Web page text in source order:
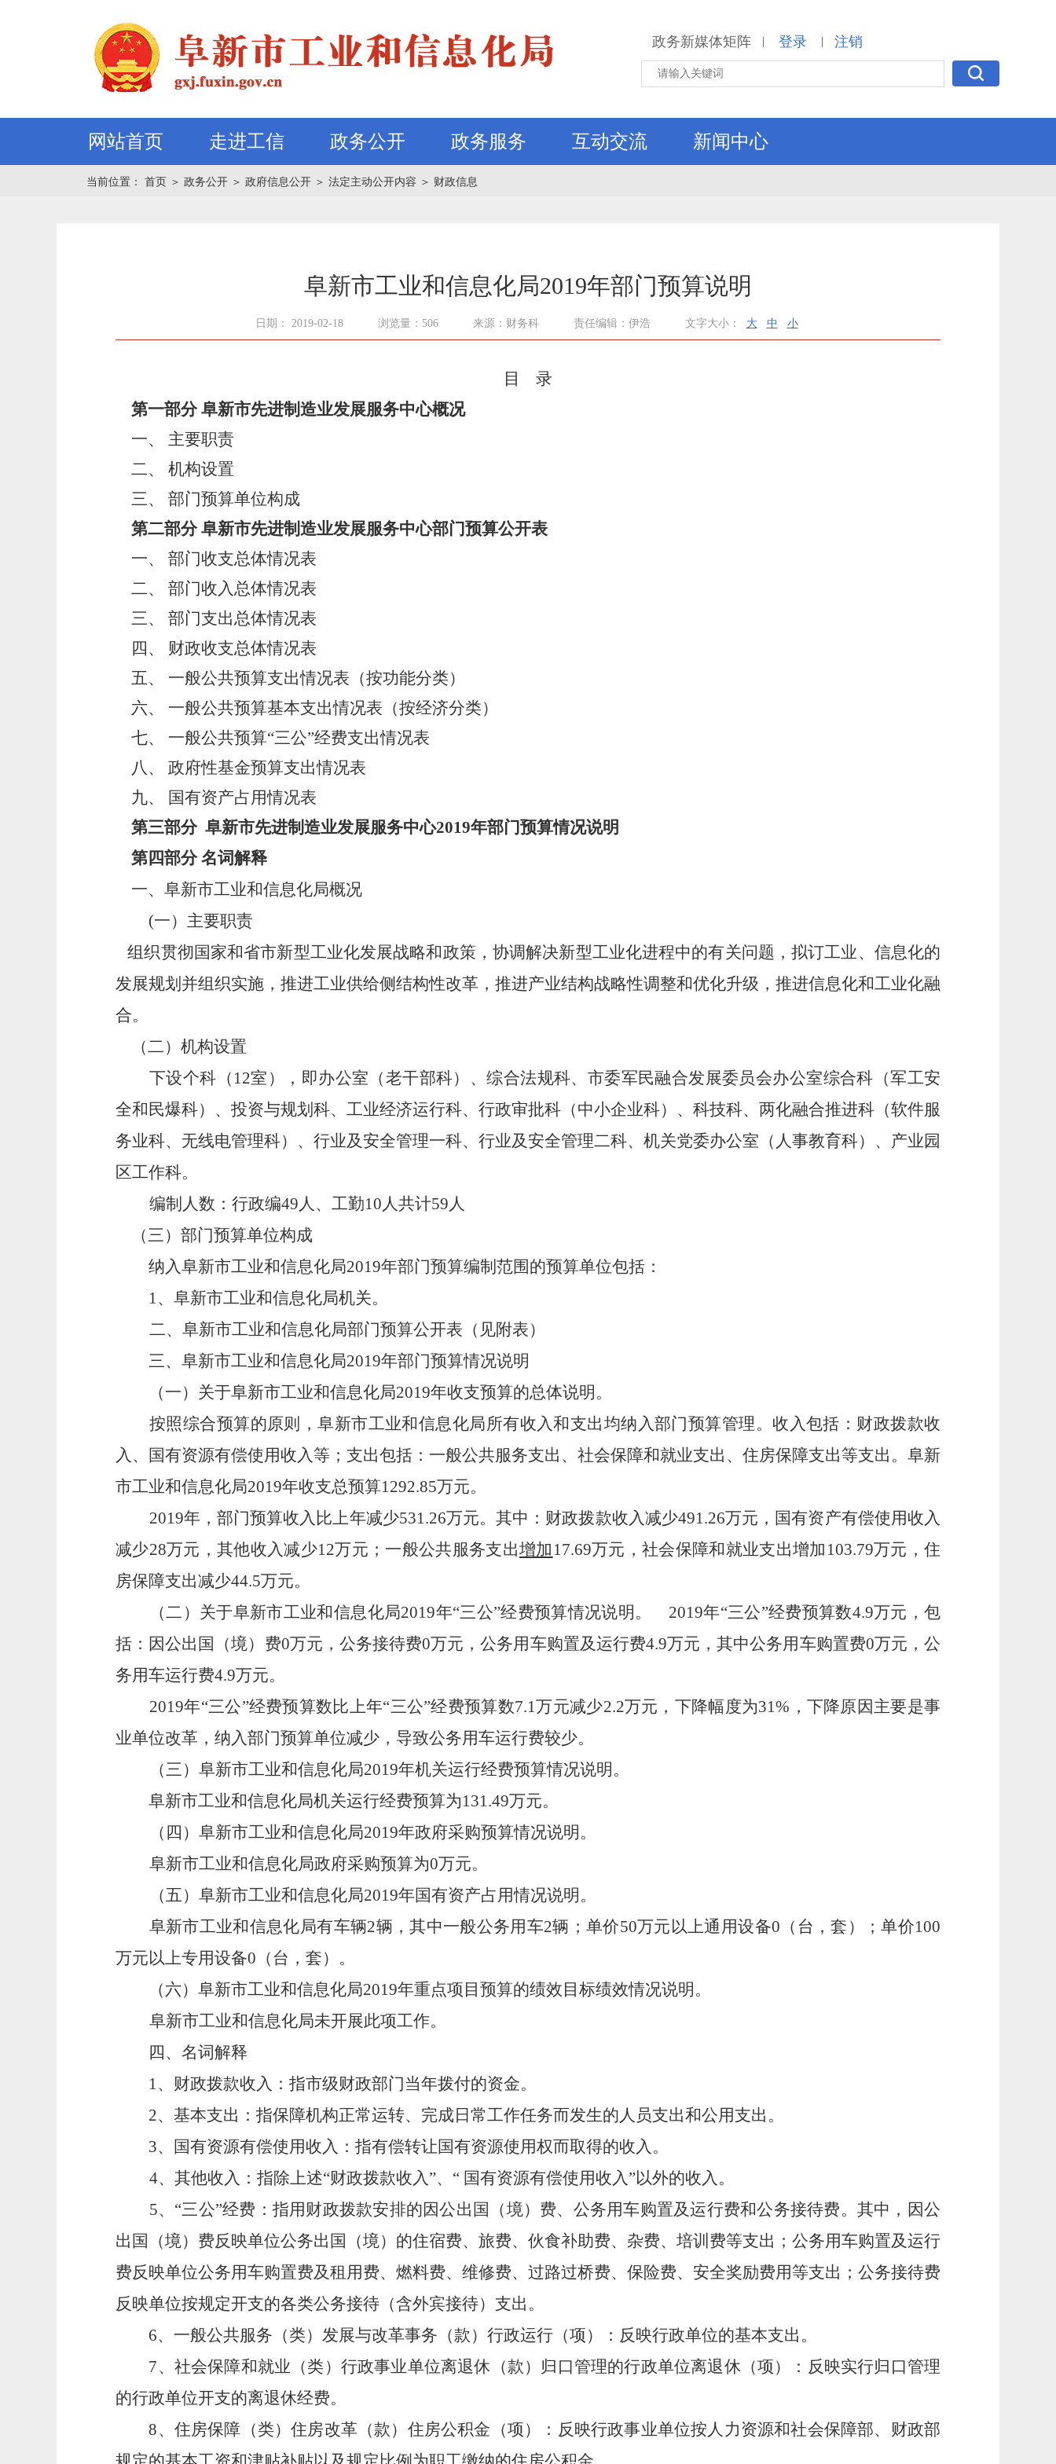
政务新媒体矩阵 | 登录 | 注销
网站首页 走进工信 政务公开 政务服务 互动交流 新闻中心
当前位置： 首页 ＞ 政务公开 ＞ 政府信息公开 ＞ 法定主动公开内容 ＞ 财政信息
阜新市工业和信息化局2019年部门预算说明
日期： 2019-02-18 浏览量：506 来源：财务科 责任编辑：伊浩 文字大小： 大 中 小
目
录
第一部分 阜新市先进制造业发展服务中心概况
一、
主要职责
二、
机构设置
三、
部门预算单位构成
第二部分 阜新市先进制造业发展服务中心部门预算公开表
一、
部门收支总体情况表
二、
部门收入总体情况表
三、
部门支出总体情况表
四、
财政收支总体情况表
五、
一般公共预算支出情况表（按功能分类）
六、
一般公共预算基本支出情况表（按经济分类）
七、
一般公共预算“三公”经费支出情况表
八、
政府性基金预算支出情况表
九、
国有资产占用情况表
第三部分 阜新市先进制造业发展服务中心2019年部门预算情况说明
第四部分 名词解释
一、阜新市工业和信息化局概况
(一）主要职责
组织贯彻国家和省市新型工业化发展战略和政策，协调解决新型工业化进程中的有关问题，拟订工业、信息化的
发展规划并组织实施，推进工业供给侧结构性改革，推进产业结构战略性调整和优化升级，推进信息化和工业化融
合。
（二）机构设置
下设个科（12室），即办公室（老干部科）、综合法规科、市委军民融合发展委员会办公室综合科（军工安
全和民爆科）、投资与规划科、工业经济运行科、行政审批科（中小企业科）、科技科、两化融合推进科（软件服
务业科、无线电管理科）、行业及安全管理一科、行业及安全管理二科、机关党委办公室（人事教育科）、产业园
区工作科。
编制人数：行政编49人、工勤10人共计59人
（三）部门预算单位构成
纳入阜新市工业和信息化局2019年部门预算编制范围的预算单位包括：
1、阜新市工业和信息化局机关。
二、阜新市工业和信息化局部门预算公开表（见附表）
三、阜新市工业和信息化局2019年部门预算情况说明
（一）关于阜新市工业和信息化局2019年收支预算的总体说明。
按照综合预算的原则，阜新市工业和信息化局所有收入和支出均纳入部门预算管理。收入包括：财政拨款收
入、国有资源有偿使用收入等；支出包括：一般公共服务支出、社会保障和就业支出、住房保障支出等支出。阜新
市工业和信息化局2019年收支总预算1292.85万元。
2019年，部门预算收入比上年减少531.26万元。其中：财政拨款收入减少491.26万元，国有资产有偿使用收入
减少28万元，其他收入减少12万元；一般公共服务支出增加 17.69万元，社会保障和就业支出增加103.79万元，住
房保障支出减少44.5万元。
（二）关于阜新市工业和信息化局2019年“三公”经费预算情况说明。
2019年“三公”经费预算数4.9万元，包
括：因公出国（境）费0万元，公务接待费0万元，公务用车购置及运行费4.9万元，其中公务用车购置费0万元，公
务用车运行费4.9万元。
2019年“三公”经费预算数比上年“三公”经费预算数7.1万元减少2.2万元，下降幅度为31%，下降原因主要是事
业单位改革，纳入部门预算单位减少，导致公务用车运行费较少。
（三）阜新市工业和信息化局2019年机关运行经费预算情况说明。
阜新市工业和信息化局机关运行经费预算为131.49万元。
（四）阜新市工业和信息化局2019年政府采购预算情况说明。
阜新市工业和信息化局政府采购预算为0万元。
（五）阜新市工业和信息化局2019年国有资产占用情况说明。
阜新市工业和信息化局有车辆2辆，其中一般公务用车2辆；单价50万元以上通用设备0（台，套）；单价100
万元以上专用设备0（台，套）。
（六）阜新市工业和信息化局2019年重点项目预算的绩效目标绩效情况说明。
阜新市工业和信息化局未开展此项工作。
四、名词解释
1、财政拨款收入：指市级财政部门当年拨付的资金。
2、基本支出：指保障机构正常运转、完成日常工作任务而发生的人员支出和公用支出。
3、国有资源有偿使用收入：指有偿转让国有资源使用权而取得的收入。
4、其他收入：指除上述“财政拨款收入”、“ 国有资源有偿使用收入”以外的收入。
5、“三公”经费：指用财政拨款安排的因公出国（境）费、公务用车购置及运行费和公务接待费。其中，因公
出国（境）费反映单位公务出国（境）的住宿费、旅费、伙食补助费、杂费、培训费等支出；公务用车购置及运行
费反映单位公务用车购置费及租用费、燃料费、维修费、过路过桥费、保险费、安全奖励费用等支出；公务接待费
反映单位按规定开支的各类公务接待（含外宾接待）支出。
6、一般公共服务（类）发展与改革事务（款）行政运行（项）：反映行政单位的基本支出。
7、社会保障和就业（类）行政事业单位离退休（款）归口管理的行政单位离退休（项）：反映实行归口管理
的行政单位开支的离退休经费。
8、住房保障（类）住房改革（款）住房公积金（项）：反映行政事业单位按人力资源和社会保障部、财政部